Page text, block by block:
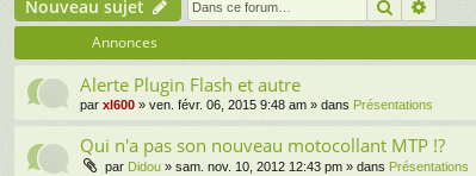
Nouveau sujet Rechercher
Annonces
Alerte Plugin Flash et autre
par xl600 » ven. févr. 06, 2015 9:48 am » dans Présentations
Qui n'a pas son nouveau motocollant MTP !?
par Didou » sam. nov. 10, 2012 12:43 pm » dans Présentations